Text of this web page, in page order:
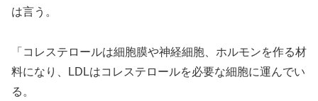
は言う。
「コレステロールは細胞膜や神経細胞、ホルモンを作る材
料になり、LDLはコレステロールを必要な細胞に運んでい
る。